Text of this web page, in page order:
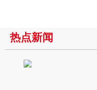
热点新闻